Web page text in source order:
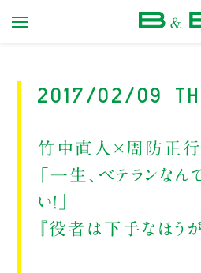
2017/02/09
竹中直人×周防正行
「一生、ベテランなん
い！」
『役者は下手なほう